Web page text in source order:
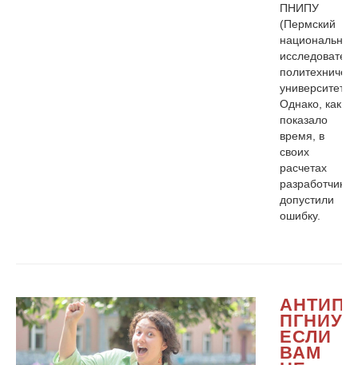
ПНИПУ
(Пермский
национальный
университет).
Однако, как
показало
время, в
своих
расчетах
разработчики
допустили
ошибку.
ПГНИУ:
ЕСЛИ
ВАМ